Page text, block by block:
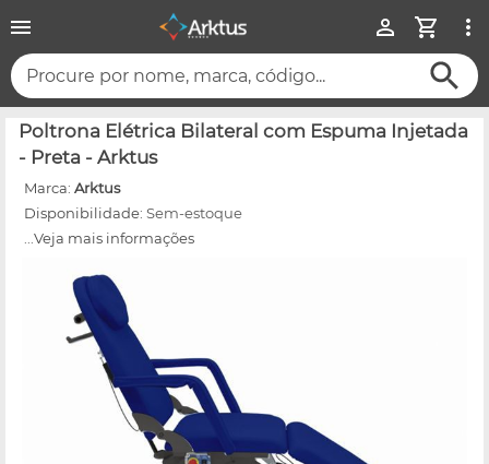
Procure por nome, marca, código...
Poltrona Elétrica Bilateral com Espuma Injetada
- Preta - Arktus
Marca: Arktus
Disponibilidade: Sem-estoque
...Veja mais informações